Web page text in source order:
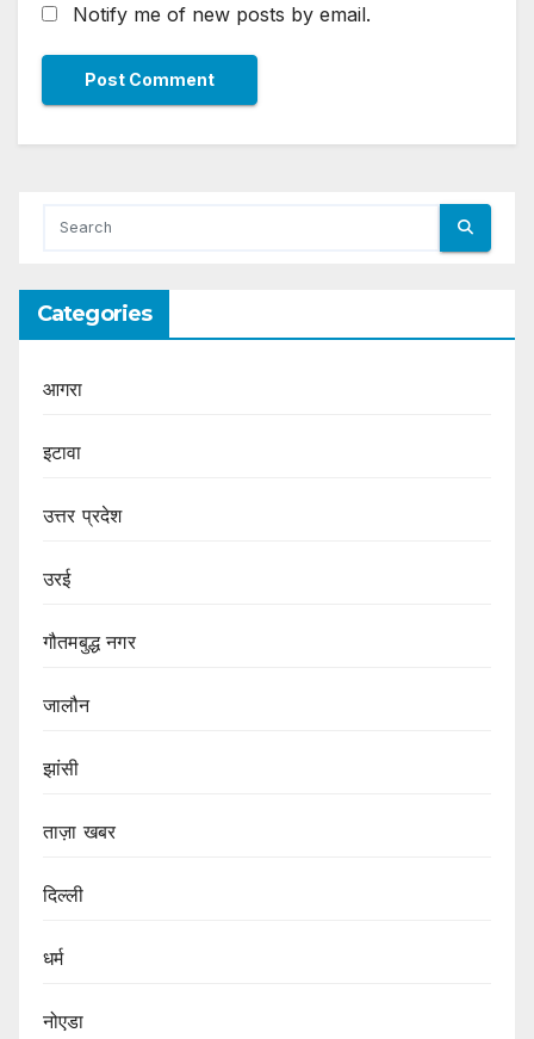
Notify me of new posts by email.
Categories
आगरा
इटावा
उत्तर प्रदेश
उरई
गौतमबुद्ध नगर
जालौन
झांसी
ताज़ा खबर
दिल्ली
धर्म
नोएडा